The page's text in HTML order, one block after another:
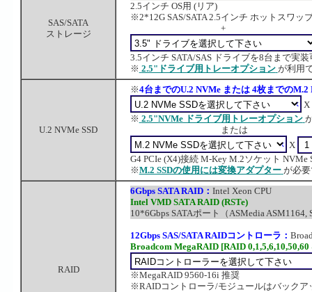
SAS/SATA
ストレージ
2.5インチ OS用 (リア)
※2*12G SAS/SATA 2.5インチ ホットスワッ
+
3.5インチ SATA/SAS ドライブを8台まで実装
※ 2.5"ドライブ用トレーオプション が利用
U.2 NVMe SSD
※4台までのU.2 NVMe または 4枚までの
X
※ 2.5"NVMe ドライブ用トレーオプション
または
X
G4 PCIe (X4)接続 M-Key M.2ソケット NVMe
※M.2 SSDの使用には変換アダプター が必
RAID
6Gbps SATA RAID： Intel Xeon CPU
Intel VMD SATA RAID (RSTe)
10*6Gbps SATAポート（ASMedia
12Gbps SAS/SATA RAIDコントローラ：
Broadcom MegaRAID [RAID
※MegaRAID 9560-16i 推奨
※RAIDコントローラ/モジュールはバック